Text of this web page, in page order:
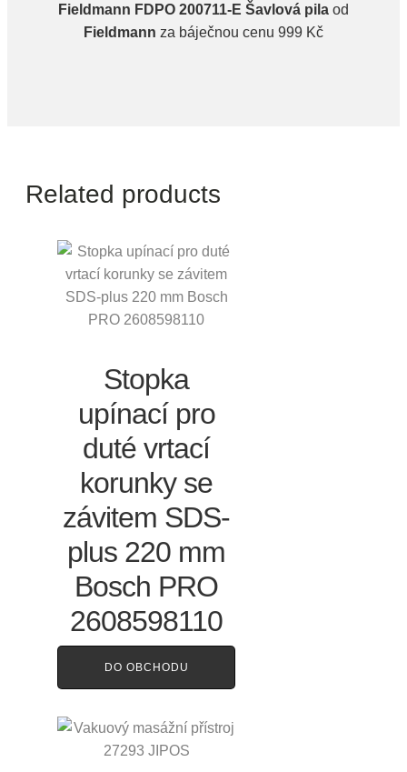
Fieldmann FDPO 200711-E Šavlová pila od
Fieldmann za báječnou cenu 999 Kč
Related products
Stopka
upínací pro
duté vrtací
korunky se
závitem SDS-
plus 220 mm
Bosch PRO
2608598110
DO OBCHODU